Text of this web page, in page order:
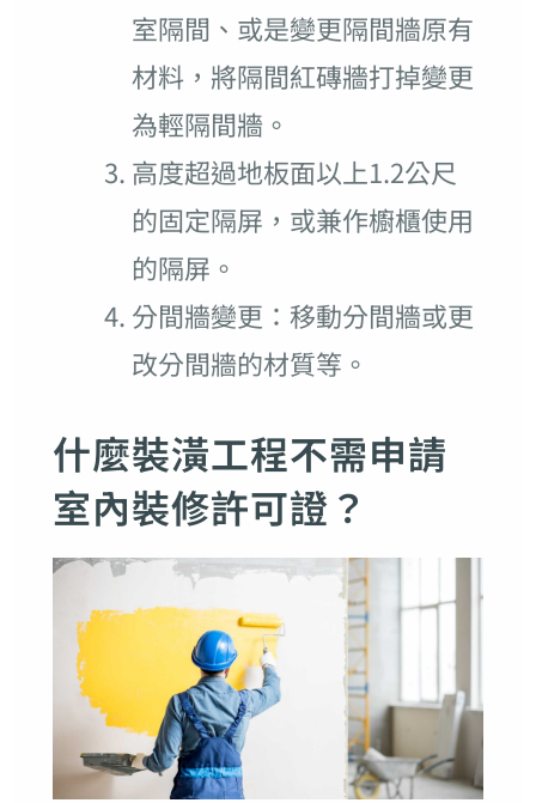
室隔間、或是變更隔間牆原有
材料，將隔間紅磚牆打掉變更
為輕隔間牆。
高度超過地板面以上1.2公尺
的固定隔屏，或兼作櫥櫃使用
的隔屏。
分間牆變更：移動分間牆或更
改分間牆的材質等。
什麼裝潢工程不需申請
室內裝修許可證？